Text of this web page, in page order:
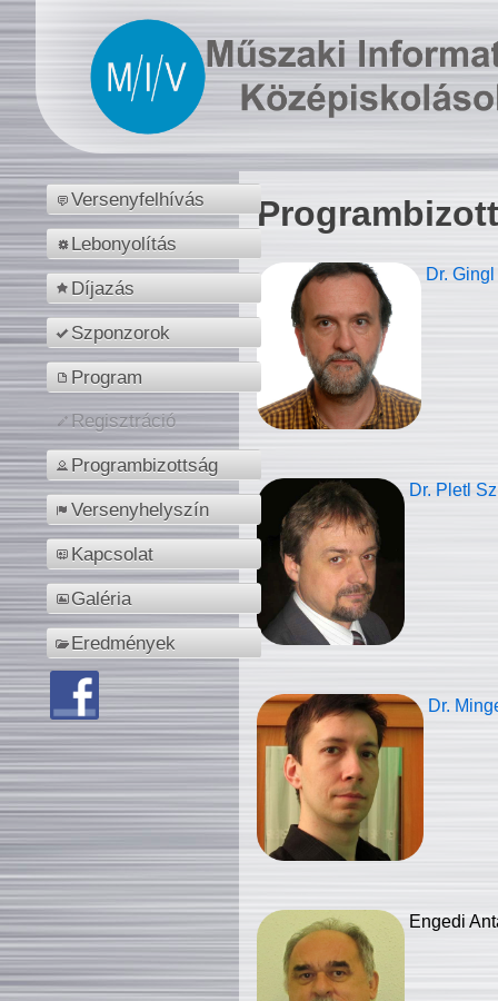
Versenyfelhívás
Lebonyolítás
Díjazás
Szponzorok
Program
Regisztráció
Programbizottság
Versenyhelyszín
Kapcsolat
Galéria
Eredmények
Dr.
Dr. Pletl
Dr.
Engedi